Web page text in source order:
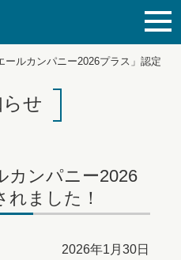
CHINESE
ールカンパニー2026プラス」認定
せ
カンパニー2026
れました！
2026年1月30日